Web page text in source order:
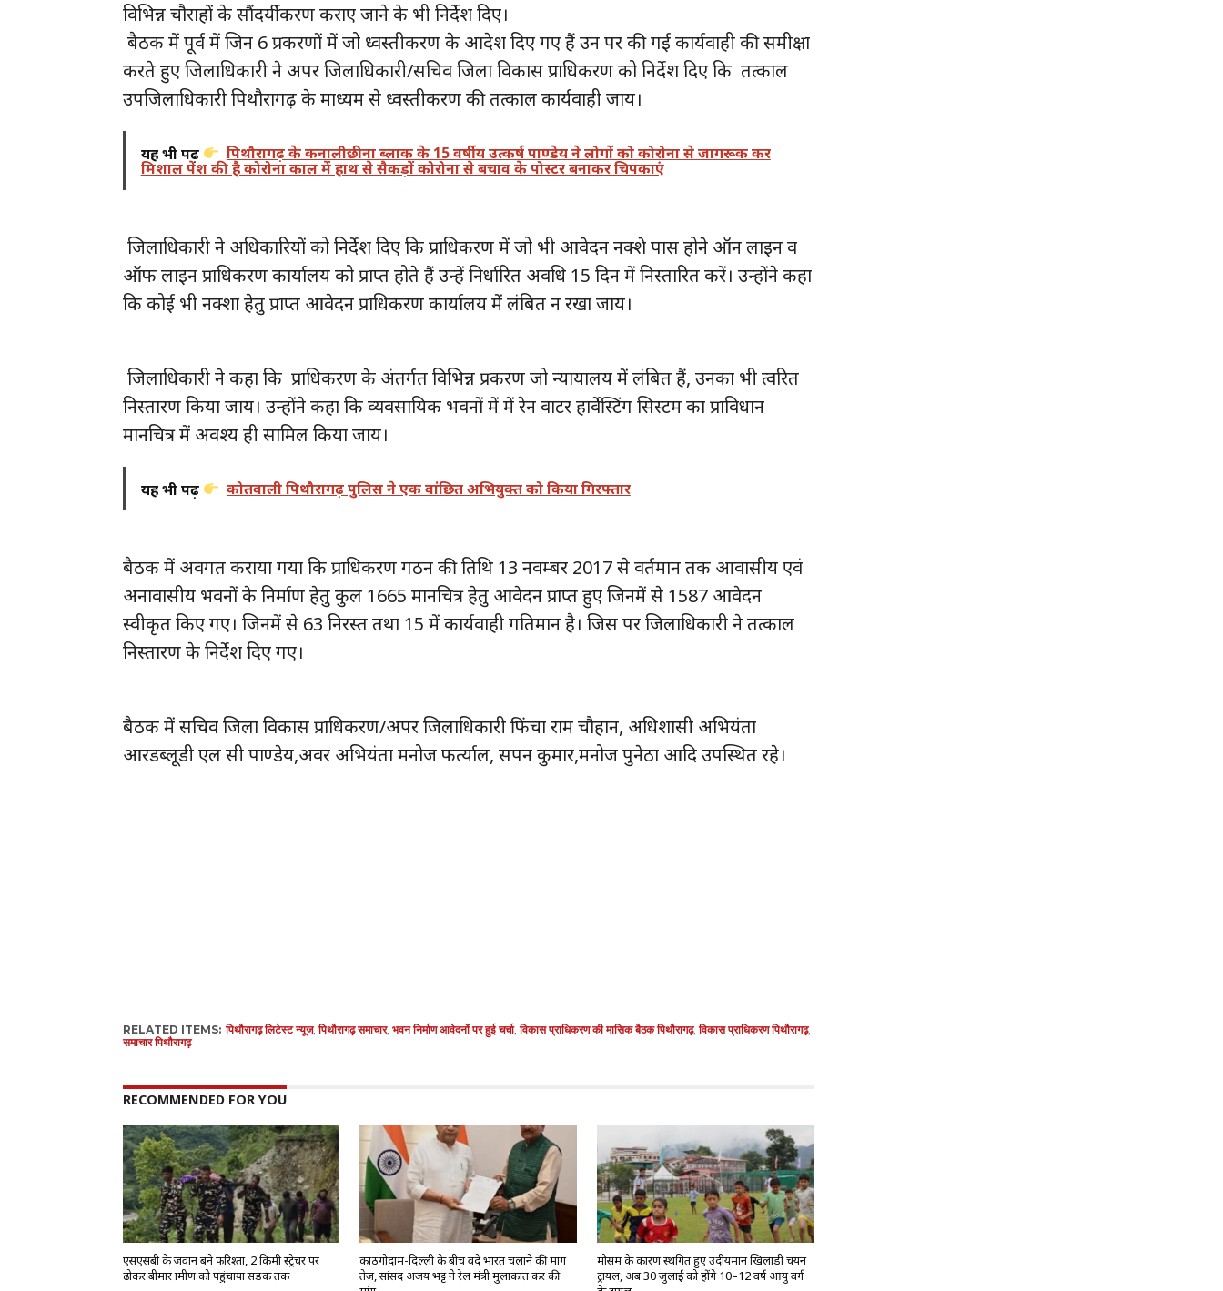
विभिन्न चौराहों के सौंदर्यीकरण कराए जाने के भी निर्देश दिए।
बैठक में पूर्व में जिन 6 प्रकरणों में जो ध्वस्तीकरण के आदेश दिए गए हैं उन पर की गई कार्यवाही की समीक्षा
करते हुए जिलाधिकारी ने अपर जिलाधिकारी/सचिव जिला विकास प्राधिकरण को निर्देश दिए कि तत्काल
उपजिलाधिकारी पिथौरागढ़ के माध्यम से ध्वस्तीकरण की तत्काल कार्यवाही जाय।
यह भी पढ़ें पिथौरागढ़ के कनालीछीना ब्लाक के 15 वर्षीय उत्कर्ष पाण्डेय ने लोगों को कोरोना से जागरूक कर
मिशाल पेश की है कोरोना काल में हाथ से सैकड़ों कोरोना से बचाव के पोस्टर बनाकर चिपकाएं
जिलाधिकारी ने अधिकारियों को निर्देश दिए कि प्राधिकरण में जो भी आवेदन नक्शे पास होने ऑन लाइन व
ऑफ लाइन प्राधिकरण कार्यालय को प्राप्त होते हैं उन्हें निर्धारित अवधि 15 दिन में निस्तारित करें। उन्होंने कहा
कि कोई भी नक्शा हेतु प्राप्त आवेदन प्राधिकरण कार्यालय में लंबित न रखा जाय।
जिलाधिकारी ने कहा कि प्राधिकरण के अंतर्गत विभिन्न प्रकरण जो न्यायालय में लंबित हैं, उनका भी त्वरित
निस्तारण किया जाय। उन्होंने कहा कि व्यवसायिक भवनों में में रेन वाटर हार्वेस्टिंग सिस्टम का प्राविधान
मानचित्र में अवश्य ही सामिल किया जाय।
यह भी पढ़ें कोतवाली पिथौरागढ़ पुलिस ने एक वांछित अभियुक्त को किया गिरफ्तार
बैठक में अवगत कराया गया कि प्राधिकरण गठन की तिथि 13 नवम्बर 2017 से वर्तमान तक आवासीय एवं
अनावासीय भवनों के निर्माण हेतु कुल 1665 मानचित्र हेतु आवेदन प्राप्त हुए जिनमें से 1587 आवेदन
स्वीकृत किए गए। जिनमें से 63 निरस्त तथा 15 में कार्यवाही गतिमान है। जिस पर जिलाधिकारी ने तत्काल
निस्तारण के निर्देश दिए गए।
बैठक में सचिव जिला विकास प्राधिकरण/अपर जिलाधिकारी फिंचा राम चौहान, अधिशासी अभियंता
आरडब्लूडी एल सी पाण्डेय,अवर अभियंता मनोज फर्त्याल, सपन कुमार,मनोज पुनेठा आदि उपस्थित रहे।
RELATED ITEMS: पिथौरागढ़ लिटेस्ट न्यूज,पिथौरागढ़ समाचार, भवन निर्माण आवेदनों पर हुई चर्चा,विकास प्राधिकरण की मासिक बैठक पिथौरागढ़,विकास प्राधिकरण पिथौरागढ़,
समाचार पिथौरागढ़
RECOMMENDED FOR YOU
एसएसबी के जवान बने फरिश्ता, 2 किमी स्ट्रेचर पर
ढोकर बीमार ग्रामीण को पहुंचाया सड़क तक
काठगोदाम-दिल्ली के बीच वंदे भारत चलाने की मांग
तेज, सांसद अजय भट्ट ने रेल मंत्री मुलाकात कर की
मौसम के कारण स्थगित हुए उदीयमान खिलाड़ी चयन
ट्रायल, अब 30 जुलाई को होंगे 10–12 वर्ष आयु वर्ग